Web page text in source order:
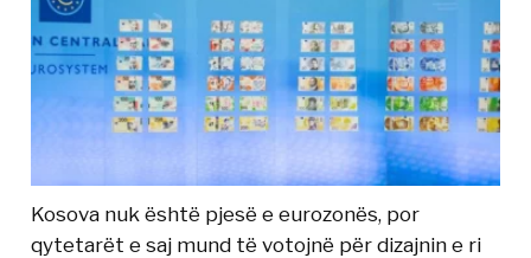
Kosova nuk është pjesë e eurozonës, por
qytetarët e saj mund të votojnë për dizajnin e ri